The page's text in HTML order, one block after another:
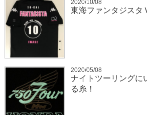
2020/10/08
東海ファンタジスタ
2020/05/08
ナイトツーリング
る糸！